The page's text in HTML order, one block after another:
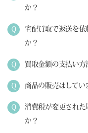
か？
宅配買取で返送を
か？
買取金額の支払い方
商品の販売はしてい
消費税が変更され
か？